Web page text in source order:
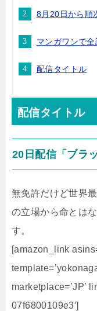
8月20日から順
マンガワンで
配信タイトル
配信タイトル
20日配信「ブラ
無免許だけど世界
の立場から命とは
す。
[amazon_link
marketplace=’JP’
07f6800109e3′]